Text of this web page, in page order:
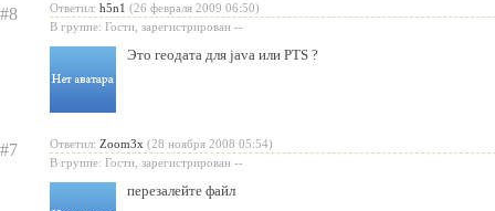
#8 Ответил: h5n1 (26 февраля 2009 06:50)
В группе: Гости, зарегистрирован --
Это геодата для java или PTS ?
#7 Ответил: Zoom3x (28 ноября 2008 05:54)
В группе: Гости, зарегистрирован --
перезалейте файл